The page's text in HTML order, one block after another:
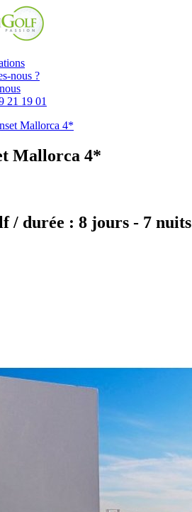
nous ?
21 19 01
Mallorca 4*
Mallorca 4*
/ durée : 8 jours - 7 nuits